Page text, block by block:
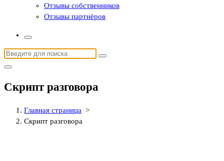
Отзывы собственников
Отзывы партнёров
Найти:
Скрипт разговора
Главная страница >
Скрипт разговора